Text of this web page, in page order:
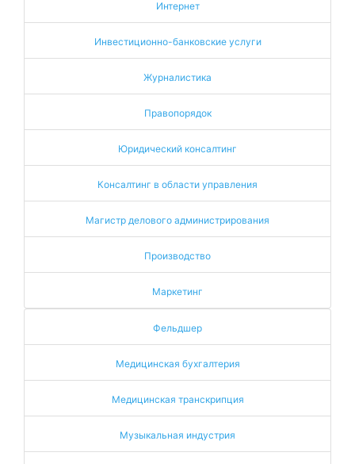
Интернет
Инвестиционно-банковские услуги
Журналистика
Правопорядок
Юридический консалтинг
Консалтинг в области управления
Магистр делового администрирования
Производство
Маркетинг
Фельдшер
Медицинская бухгалтерия
Медицинская транскрипция
Музыкальная индустрия